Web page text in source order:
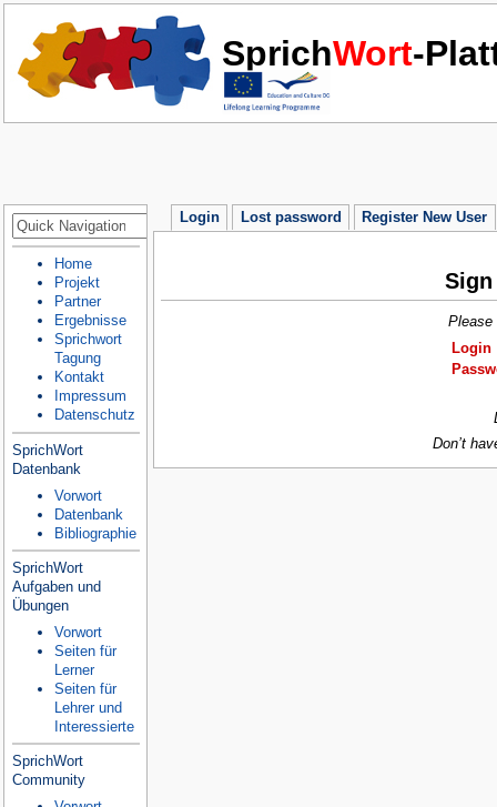
SprichWort-
Login Lost password Register New User
Please
Login
Don’t
Home
Projekt
Partner
Ergebnisse
Sprichwort
Tagung
Kontakt
Impressum
Datenschutz
SprichWort
Datenbank
Vorwort
Datenbank
Bibliographie
SprichWort
Aufgaben und
Übungen
Vorwort
Seiten für
Lerner
Seiten für
Lehrer und
Interessierte
SprichWort
Community